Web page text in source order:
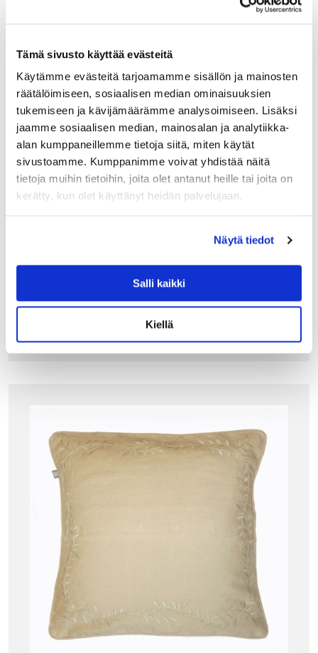
Tämä sivusto käyttää evästeitä
Käytämme evästeitä tarjoamamme sisällön ja mainosten
räätälöimiseen, sosiaalisen median ominaisuuksien
tukemiseen ja kävijämäärämme analysoimiseen. Lisäksi
jaamme sosiaalisen median, mainosalan ja analytiikka-
alan kumppaneillemme tietoja siitä, miten käytät
sivustoamme. Kumppanimme voivat yhdistää näitä
tietoja muihin tietoihin, joita olet antanut heille tai joita on
kerätty, kun olet käyttänyt heidän palvelujaan.
Näytä tiedot
Salli kaikki
Kiellä
GANT MELANGE TEN STAR TYYNYNPÄÄLLIN
Gant Melange Ten Star tyynynpäälliseen on neulottu
kymmenen tähteä. Reunoja kiertää viimeistelty tere ja
pienenä yksityiskohtana sivusaumassa Gantin logo.
89.90€